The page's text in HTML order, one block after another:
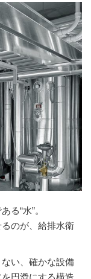
る“水”。
のが、給排水衛
い、確かな設備